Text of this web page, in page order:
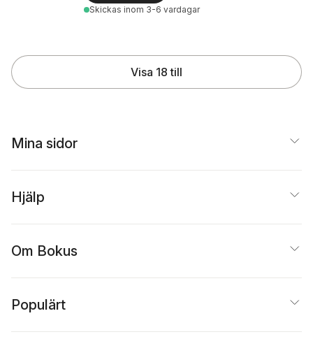
Skickas inom 3-6 vardagar
Visa 18 till
Mina sidor
Hjälp
Om Bokus
Populärt